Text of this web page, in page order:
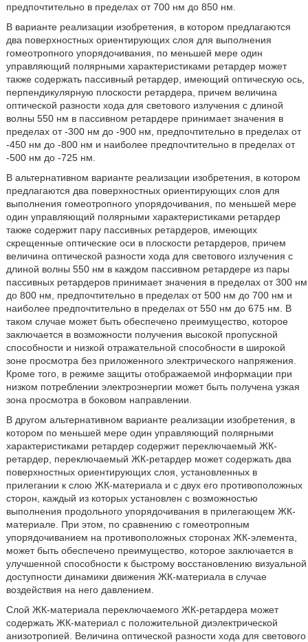
предпочтительно в пределах от 700 нм до 850 нм.
В варианте реализации изобретения, в котором предлагаются
два поверхностных ориентирующих слоя для выполнения
гомеотропного упорядочивания, по меньшей мере один
управляющий полярными характеристиками ретардер может
также содержать пассивный ретардер, имеющий оптическую ось,
перпендикулярную плоскости ретардера, причем величина
оптической разности хода для светового излучения с длиной
волны 550 нм в пассивном ретардере принимает значения в
пределах от -300 нм до -900 нм, предпочтительно в пределах от
-450 нм до -800 нм и наиболее предпочтительно в пределах от
-500 нм до -725 нм.
В альтернативном варианте реализации изобретения, в котором
предлагаются два поверхностных ориентирующих слоя для
выполнения гомеотропного упорядочивания, по меньшей мере
один управляющий полярными характеристиками ретардер
также содержит пару пассивных ретардеров, имеющих
скрещенные оптические оси в плоскости ретардеров, причем
величина оптической разности хода для светового излучения с
длиной волны 550 нм в каждом пассивном ретардере из пары
пассивных ретардеров принимает значения в пределах от 300 нм
до 800 нм, предпочтительно в пределах от 500 нм до 700 нм и
наиболее предпочтительно в пределах от 550 нм до 675 нм. В
таком случае может быть обеспечено преимущество, которое
заключается в возможности получения высокой пропускной
способности и низкой отражательной способности в широкой
зоне просмотра без приложенного электрического напряжения.
Кроме того, в режиме защиты отображаемой информации при
низком потреблении электроэнергии может быть получена узкая
зона просмотра в боковом направлении.
В другом альтернативном варианте реализации изобретения, в
котором по меньшей мере один управляющий полярными
характеристиками ретардер содержит переключаемый ЖК-
ретардер, переключаемый ЖК-ретардер может содержать два
поверхностных ориентирующих слоя, установленных в
прилегании к слою ЖК-материала и с двух его противоположных
сторон, каждый из которых установлен с возможностью
выполнения продольного упорядочивания в прилегающем ЖК-
материале. При этом, по сравнению с гомеотропным
упорядочиванием на противоположных сторонах ЖК-элемента,
может быть обеспечено преимущество, которое заключается в
улучшенной способности к быстрому восстановлению визуальной
доступности динамики движения ЖК-материала в случае
воздействия на него давлением.
Слой ЖК-материала переключаемого ЖК-ретардера может
содержать ЖК-материал с положительной диэлектрической
анизотропией. Величина оптической разности хода для светового